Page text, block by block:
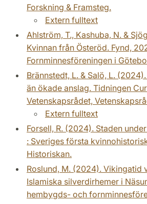
Forskning & Framsteg.
Extern fulltext
Ahlström, T., Kashuba, N. &
Kvinnan från Österöd. Fynd,
Fornminnesföreningen i
Brännstedt, L. & Salö, L.
än ökade anslag. Tidningen
Vetenskapsrådet,
Extern fulltext
Forsell, R. (2024). Staden
: Sveriges första
Historiskan.
Roslund, M. (2024). Vikingatid
Islamiska silverdirhemer i
hembygds- och